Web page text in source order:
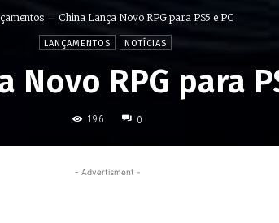
China Lança Novo RPG para PS5 e PC
LANÇAMENTOS NOTÍCIAS
Novo RPG para
196 0
- Advertisment -